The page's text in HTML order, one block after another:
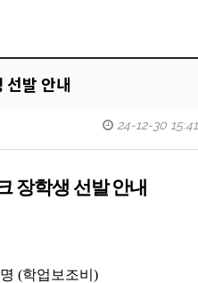
발 안내
24-12-30 15:41
장학생 선발 안내
명 (학업보조비 )